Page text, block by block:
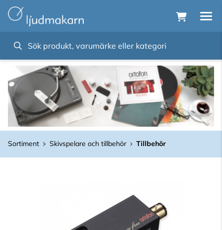
Sortiment Skivspelare och tillbehör Tillbehör